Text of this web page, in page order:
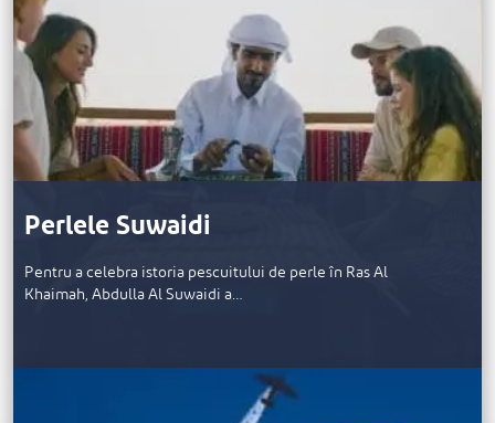
Perlele Suwaidi
Pentru a celebra istoria pescuitului de perle în Ras Al
Khaimah, Abdulla Al Suwaidi a…